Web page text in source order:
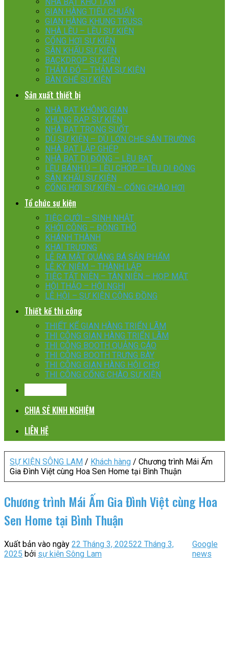
GIAN HÀNG TIÊU CHUẨN
GIAN HÀNG KHUNG TRUSS
NHÀ LỀU – LỀU SỰ KIỆN
CỔNG HƠI SỰ KIỆN
SÂN KHẤU SỰ KIỆN
BACKDROP SỰ KIỆN
THẢM ĐỎ – THẢM SỰ KIỆN
BÀN GHẾ SỰ KIỆN
Sản xuất thiết bị
NHÀ BẠT KHÔNG GIAN
KHUNG RẠP SỰ KIỆN
NHÀ BẠT TRONG SUỐT
DÙ SỰ KIỆN – DÙ LỚN CHE SÂN TRƯỜNG
NHÀ BẠT LẮP GHÉP
NHÀ BẠT DI ĐỘNG – LỀU BẠT
LỀU BÁNH Ú – LỀU CHÓP – LỀU DI ĐỘNG
SÂN KHẤU SỰ KIỆN
CỔNG HƠI SỰ KIỆN – CỔNG CHÀO HƠI
Tổ chức sự kiện
TIỆC CƯỚI – SINH NHẬT
KHỞI CÔNG – ĐỘNG THỔ
KHÁNH THÀNH
KHAI TRƯƠNG
LỄ RA MẮT QUÁNG BÁ SẢN PHẨM
LỄ KỶ NIỆM – THÀNH LẬP
TIỆC TẤT NIÊN – TÂN NIÊN – HỌP MẶT
HỘI THẢO – HỘI NGHỊ
LỄ HỘI – SỰ KIỆN CỘNG ĐỒNG
Thiết kế thi công
THIẾT KẾ GIAN HÀNG TRIỂN LÃM
THI CÔNG GIAN HÀNG TRIỂN LÃM
THI CÔNG BOOTH QUẢNG CÁO
THI CÔNG BOOTH TRƯNG BÀY
THI CÔNG GIAN HÀNG HỘI CHỢ
THI CÔNG CỔNG CHÀO SỰ KIỆN
CHIA SẺ KINH NGHIỆM
LIÊN HỆ
SỰ KIỆN SÔNG LAM / Khách hàng / Chương trình Mái Ấm
Gia Đình Việt cùng Hoa Sen Home tại Bình Thuận
Chương trình Mái Ấm Gia Đình Việt cùng Hoa
Sen Home tại Bình Thuận
Xuất bản vào ngày 22 Tháng 3, 202522 Tháng 3,
2025 bởi sự kiện Sông Lam
Google
news